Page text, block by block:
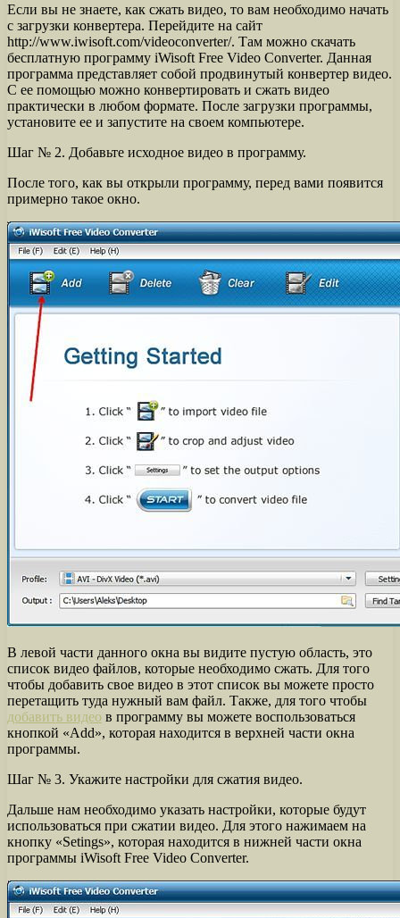
Если вы не знаете, как сжать видео, то вам необходимо начать
с загрузки конвертера. Перейдите на сайт
http://www.iwisoft.com/videoconverter/. Там можно скачать
бесплатную программу iWisoft Free Video Converter. Данная
программа представляет собой продвинутый конвертер видео.
С ее помощью можно конвертировать и сжать видео
практически в любом формате. После загрузки программы,
установите ее и запустите на своем компьютере.
Шаг № 2. Добавьте исходное видео в программу.
После того, как вы открыли программу, перед вами появится
примерно такое окно.
В левой части данного окна вы видите пустую область, это
список видео файлов, которые необходимо сжать. Для того
чтобы добавить свое видео в этот список вы можете просто
перетащить туда нужный вам файл. Также, для того чтобы
добавить видео в программу вы можете воспользоваться
кнопкой «Add», которая находится в верхней части окна
программы.
Шаг № 3. Укажите настройки для сжатия видео.
Дальше нам необходимо указать настройки, которые будут
использоваться при сжатии видео. Для этого нажимаем на
кнопку «Setings», которая находится в нижней части окна
программы iWisoft Free Video Converter.